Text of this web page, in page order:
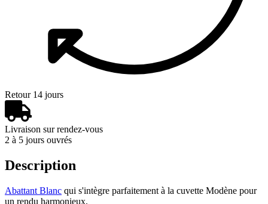
Retour 14 jours
Livraison sur rendez-vous
2 à 5 jours ouvrés
Description
Abattant Blanc qui s'intègre parfaitement à la cuvette Modène pour
un rendu harmonieux.